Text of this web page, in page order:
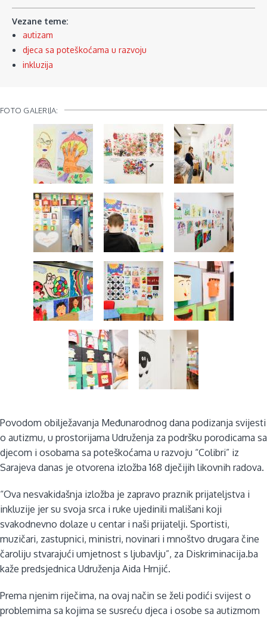
Vezane teme:
autizam
djeca sa poteškoćama u razvoju
inkluzija
FOTO GALERIJA:
Povodom obilježavanja Međunarodnog dana podizanja svijesti
o autizmu, u prostorijama Udruženja za podršku porodicama sa
djecom i osobama sa poteškoćama u razvoju “Colibri” iz
Sarajeva danas je otvorena izložba 168 dječijih likovnih radova.
“Ova nesvakidašnja izložba je zapravo praznik prijateljstva i
inkluzije jer su svoja srca i ruke ujedinili mališani koji
svakodnevno dolaze u centar i naši prijatelji. Sportisti,
muzičari, zastupnici, ministri, novinari i mnoštvo drugara čine
čaroliju stvarajući umjetnost s ljubavlju”, za Diskriminacija.ba
kaže predsjednica Udruženja Aida Hrnjić.
Prema njenim riječima, na ovaj način se želi podići svijest o
problemima sa kojima se susreću djeca i osobe sa autizmom